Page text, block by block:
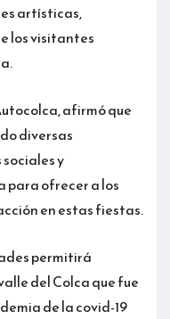
artísticas,
los visitantes
afirmó que
diversas
y
para ofrecer a los
en estas fiestas.
permitirá
del Colca que fue
de la covid-19